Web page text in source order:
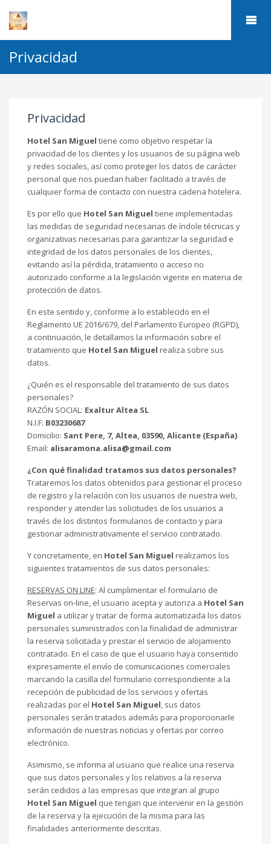
Privacidad
Privacidad
Hotel San Miguel tiene como objetivo respetar la
privacidad de los clientes y los usuarios de su página web
y redes sociales, así como proteger los datos de carácter
personal que nos puedan haber facilitado a través de
cualquier forma de contacto con nuestra cadena hotelera.
Es por ello que Hotel San Miguel tiene implementadas
las medidas de seguridad necesarias de índole técnicas y
organizativas necesarias para garantizar la seguridad e
integridad de los datos personales de los clientes,
evitando así la pérdida, tratamiento o acceso no
autorizado conforme a la legislación vigente en materia de
protección de datos.
En este sentido y, conforme a lo establecido en el
Reglamento UE 2016/679, del Parlamento Europeo (RGPD),
a continuación, le detallamos la información sobre el
tratamiento que Hotel San Miguel realiza sobre sus
datos.
¿Quién es el responsable del tratamiento de sus datos
personales?
RAZÓN SOCIAL: Exaltur Altea SL
N.I.F: B03230687
Domicilio: Sant Pere, 7, Altea, 03590, Alicante (España)
Email: alisaramona.alisa@gmail.com
¿Con qué finalidad tratamos sus datos personales?
Trataremos los datos obtenidos para gestionar el proceso
de registro y la relación con los usuarios de nuestra web,
responder y atender las solicitudes de los usuarios a
través de los distintos formularios de contacto y para
gestionar administrativamente el servicio contratado.
Y concretamente, en Hotel San Miguel realizamos los
siguientes tratamientos de sus datos personales:
RESERVAS ON LINE: Al cumplimentar el formulario de
Reservas on-line, el usuario acepta y autoriza a Hotel San
Miguel a utilizar y tratar de forma automatizada los datos
personales suministrados con la finalidad de administrar
la reserva solicitada y prestar el servicio de alojamiento
contratado. En el caso de que el usuario haya consentido
expresamente el envío de comunicaciones comerciales
marcando la casilla del formulario correspondiente a la
recepción de publicidad de los servicios y ofertas
realizadas por el Hotel San Miguel, sus datos
personales serán tratados además para proporcionarle
información de nuestras noticias y ofertas por correo
electrónico.
Asimismo, se informa al usuario que realice una reserva
que sus datos personales y los relativos a la reserva
serán cedidos a las empresas que integran al grupo
Hotel San Miguel que tengan que intervenir en la gestión
de la reserva y la ejecución de la misma para las
finalidades anteriormente descritas.